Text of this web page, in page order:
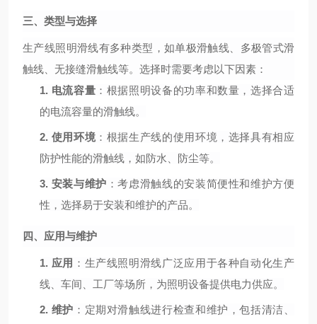
三、类型与选择
生产线照明滑线有多种类型，如单极滑触线、多极管式滑
触线、无接缝滑触线等。选择时需要考虑以下因素：
1. 电流容量 ：根据照明设备的功率和数量，选择合适
的电流容量的滑触线。
2. 使用环境 ：根据生产线的使用环境，选择具有相应
防护性能的滑触线，如防水、防尘等。
3. 安装与维护 ：考虑滑触线的安装简便性和维护方便
性，选择易于安装和维护的产品。
四、应用与维护
1. 应用 ：生产线照明滑线广泛应用于各种自动化生产
线、车间、工厂等场所，为照明设备提供电力供应。
2. 维护 ：定期对滑触线进行检查和维护，包括清洁、